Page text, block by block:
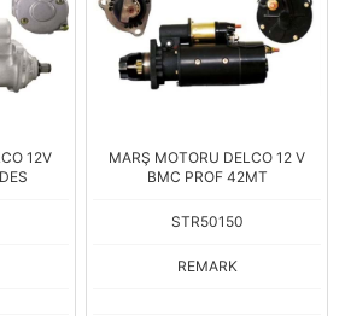
12V
MARŞ MOTORU DELCO 12 V
BMC PROF 42MT
STR50150
REMARK